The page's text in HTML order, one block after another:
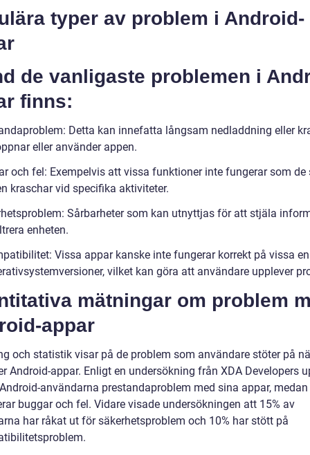
typer av problem i Android-
de vanligaste problemen i
finns:
Detta kan innefatta långsam nedladdning eller
eller använder appen.
och fel: Exempelvis att vissa funktioner inte fungerar som de
kraschar vid specifika aktiviteter.
Sårbarheter som kan utnyttjas för att stjäla
enheten.
Vissa appar kanske inte fungerar korrekt på vissa
vilket kan göra att användare upplever
mätningar om problem
appar
och statistik visar på de problem som användare stöter på
Android-appar. Enligt en undersökning från XDA Developers
användarna prestandaproblem med sina appar, medan
buggar och fel. Vidare visade undersökningen att 15% av
har råkat ut för säkerhetsproblem och 10% har stött på